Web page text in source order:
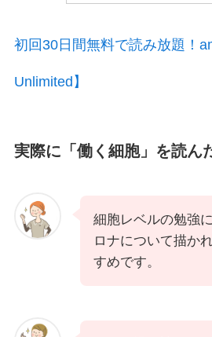
初回30日間無料で読み放題！
Unlimited】
実際に「 働く細胞」を読ん
細胞レベルの勉強
ロナについて描か
すめです。